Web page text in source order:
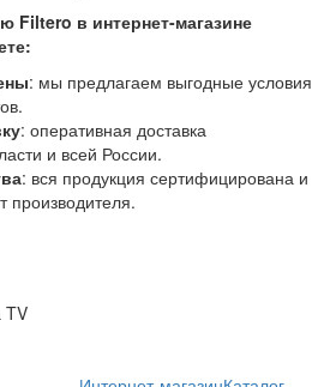
Filtero в интернет-магазине
: мы предлагаем выгодные условия
: оперативная доставка
и всей России.
: вся продукция сертифицирована и
производителя.
TV